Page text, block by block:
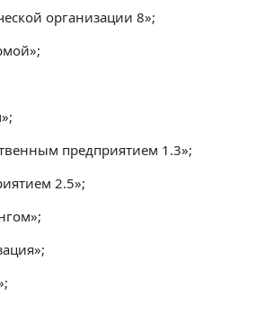
организации 8»;
предприятием 1.3»;
2.5»;